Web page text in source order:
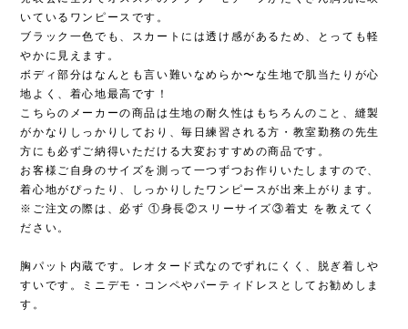
いているワンピースです。
ブラック一色でも、スカートには透け感があるため、とっても軽
やかに見えます。
ボディ部分はなんとも言い難いなめらか〜な生地で肌当たりが心
地よく、着心地最高です！
こちらのメーカーの商品は生地の耐久性はもちろんのこと、縫製
がかなりしっかりしており、毎日練習される方・教室勤務の先生
方にも必ずご納得いただける大変おすすめの商品です。
お客様ご自身のサイズを測って一つずつお作りいたしますので、
着心地がぴったり、しっかりしたワンピースが出来上がります。
※ご注文の際は、必ず ①身長②スリーサイズ③着丈 を教えてく
ださい。
胸パット内蔵です。レオタード式なのでずれにくく、脱ぎ着しや
すいです。ミニデモ・コンペやパーティドレスとしてお勧めしま
す。